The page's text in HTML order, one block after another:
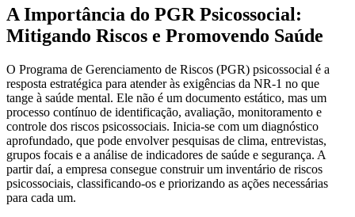
A Importância do PGR Psicossocial:
Mitigando Riscos e Promovendo Saúde
O Programa de Gerenciamento de Riscos (PGR) psicossocial é a
resposta estratégica para atender às exigências da NR-1 no que
tange à saúde mental. Ele não é um documento estático, mas um
processo contínuo de identificação, avaliação, monitoramento e
controle dos riscos psicossociais. Inicia-se com um diagnóstico
aprofundado, que pode envolver pesquisas de clima, entrevistas,
grupos focais e a análise de indicadores de saúde e segurança. A
partir daí, a empresa consegue construir um inventário de riscos
psicossociais, classificando-os e priorizando as ações necessárias
para cada um.